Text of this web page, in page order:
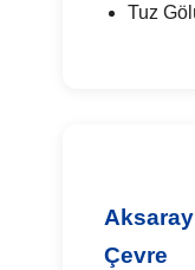
Tuz
Çevre